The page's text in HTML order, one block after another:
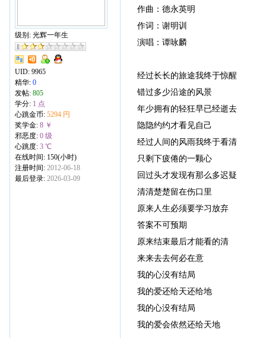
级别: 光辉一年生
UID: 9965
精华: 0
发帖: 805
学分: 1 点
心跳金币: 5294 円
奖学金: 8 ￥
邪恶度: 0 级
心跳度: 3 ℃
在线时间: 150(小时)
注册时间: 2012-06-18
最后登录: 2026-03-09
作曲：德永英明
作词：谢明训
演唱：谭咏麟
经过长长的旅途我终于惊醒
错过多少沿途的风景
年少拥有的轻狂早已经逝去
隐隐约约才看见自己
经过人间的风雨我终于看清
只剩下疲倦的一颗心
回过头才发现有那么多迟疑
清清楚楚留在伤口里
原来人生必须要学习放弃
答案不可预期
原来结束最后才能看的清
来来去去何必在意
我的心没有结局
我的爱还给天还给地
我的心没有结局
我的爱会依然还给天地